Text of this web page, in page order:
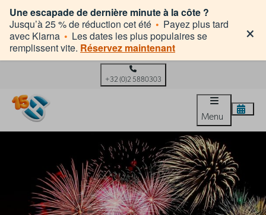
Une escapade de dernière minute à la côte ?
Jusqu’à 25 % de réduction cet été • Payez plus tard
avec Klarna • Les dates les plus populaires se
remplissent vite. Réservez maintenant
×
+32 (0)2 5880303
Menu